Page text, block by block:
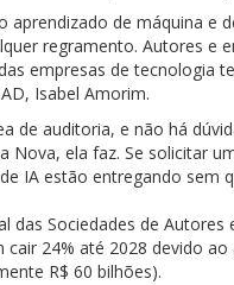
de máquina e
regramento. Autores e
empresas de tecnologia
Isabel Amorim.
de auditoria, e não há
Nova, ela faz. Se solicitar
IA estão entregando sem
das Sociedades de Autores
24% até 2028 devido
R$ 60 bilhões).